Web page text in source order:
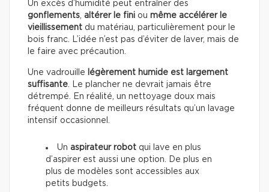
Un excès d’humidité peut entraîner des
gonflements altérer le fini ou même accélérer le
vieillissement du matériau, particulièrement pour le
bois franc. L’idée n’est pas d’éviter de laver, mais de
le faire avec précaution.
Une vadrouille
légèrement humide est largement
suffisante . Le plancher ne devrait jamais être
détrempé. En réalité, un nettoyage doux mais
fréquent donne de meilleurs résultats qu’un lavage
intensif occasionnel.
Un aspirateur robot qui lave en plus
d’aspirer est aussi une option. De plus en
plus de modèles sont accessibles aux
petits budgets.